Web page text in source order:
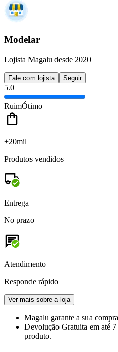
Modelar
Lojista Magalu desde 2020
Fale com lojista Seguir
5.0
RuimÓtimo
+20mil
Produtos vendidos
Entrega
No prazo
Atendimento
Responde rápido
Ver mais sobre a loja
Magalu garante a sua
Devolução Gratuita em até
produto.